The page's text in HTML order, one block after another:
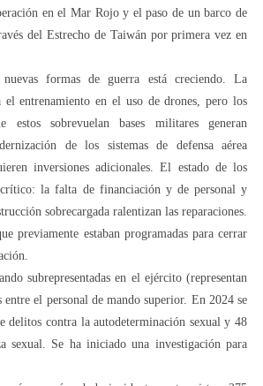
en el Mar Rojo y el paso de un barco de
del Estrecho de Taiwán por primera vez en
formas de guerra está creciendo. La
el entrenamiento en el uso de drones, pero los
estos sobrevuelan bases militares generan
de los sistemas de defensa aérea
inversiones adicionales. El estado de los
crítico: la falta de financiación y de personal y
sobrecargada ralentizan las reparaciones.
previamente estaban programadas para cerrar
subrepresentadas en el ejército (representan
entre el personal de mando superior. En 2024 se
delitos contra la autodeterminación sexual y 48
sexual. Se ha iniciado una investigación para